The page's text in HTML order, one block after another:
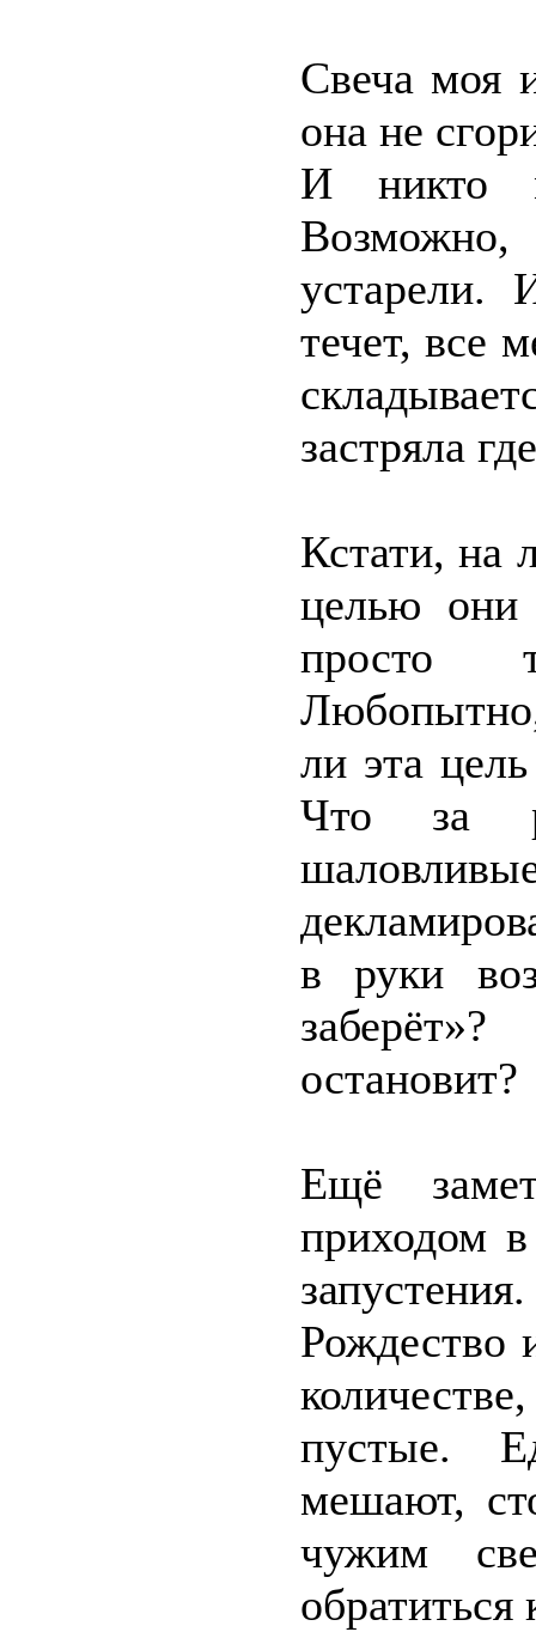
Свеча моя
она не
И никто
устарели.
течет, все
застряла
Кстати, на
целью они
просто
ли эта
Что за
в руки
остановит?
Ещё
приходом
Рождество
пустые.
мешают,
чужим